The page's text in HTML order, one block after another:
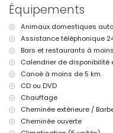
aéroport le plus proche
villa)
deuxième aéroport le
animaux domestiques
L'hébergement est très
Installations et services
internet (fibre optique)
linge de lit et serviettes
service de réception et
chauffage et
Équipements
Animaux domestiques
Assistance téléphonique
Bars et restaurants à
Calendrier de disponibilité
Canoë à moins de 5 km.
CD ou DVD
Chauffage
Cheminée extérieure /
Cheminée ouverte